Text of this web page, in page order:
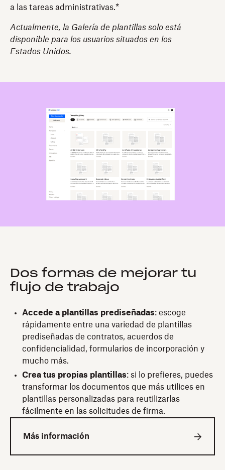
a las tareas administrativas.*
Actualmente, la Galería de plantillas solo está
disponible para los usuarios situados en los
Estados Unidos.
Dos formas de mejorar tu
flujo de trabajo
Accede a plantillas prediseñadas: escoge
rápidamente entre una variedad de plantillas
prediseñadas de contratos, acuerdos de
confidencialidad, formularios de incorporación y
mucho más.
Crea tus propias plantillas: si lo prefieres, puedes
transformar los documentos que más utilices en
plantillas personalizadas para reutilizarlas
fácilmente en las solicitudes de firma.
Más información